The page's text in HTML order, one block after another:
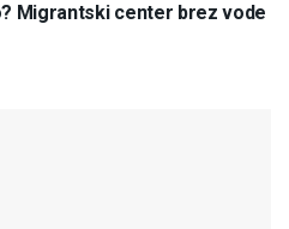
Migrantski center brez vode